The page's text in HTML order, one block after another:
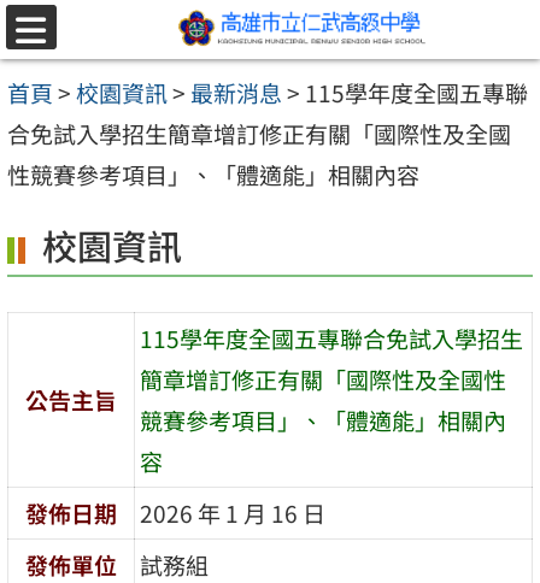
跳至主要內容區
選
單
首頁>校園資訊> 最新消息> 115學年度全國五專聯
合免試入學招生簡章增訂修正有關「國際性及全國
性競賽參考項目」、「體適能」相關內容
校園資訊
公告主旨
115學年度全國五專聯合免試入學招生
簡章增訂修正有關「國際性及全國性
競賽參考項目」、「體適能」相關內
容
發佈日期
2026 年 1 月 16 日
發佈單位
試務組